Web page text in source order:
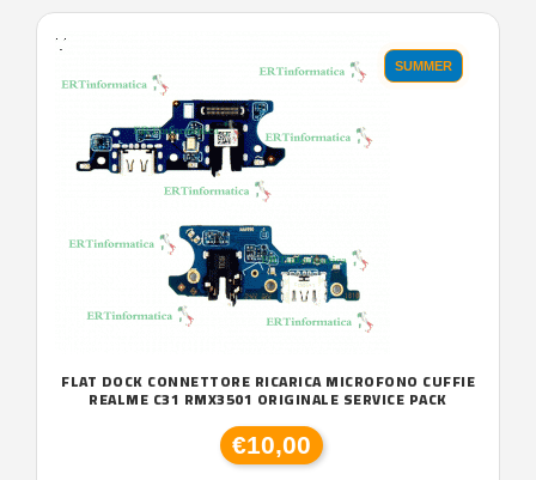
'.'
SUMMER
FLAT DOCK CONNETTORE RICARICA MICROFONO CUFFIE
REALME C31 RMX3501 ORIGINALE SERVICE PACK
€10,00